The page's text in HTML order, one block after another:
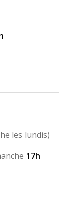
les lundis)
17h